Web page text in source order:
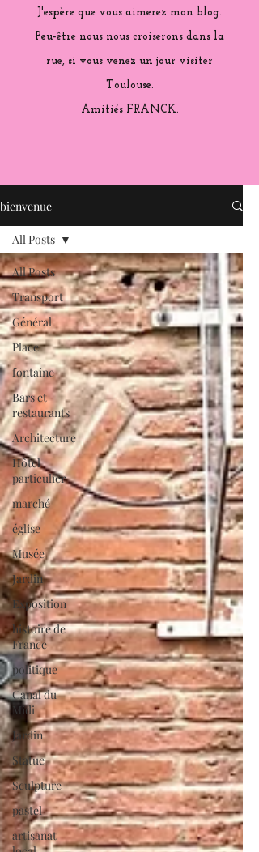
J'espère que vous aimerez mon blog.
Peu-être nous nous croiserons dans la
rue, si vous venez un jour visiter
Toulouse.
Amitiés FRANCK.
bienvenue
All Posts
Transport
Général
Place
fontaine
Bars et
restaurants
Architecture
Hôtel
particulier
marché
église
Musée
Jardin
Exposition
histoire de
France
politique
Canal du
Midi
Jardin
Statue
Sculpture
pastel
artisanat
All Posts